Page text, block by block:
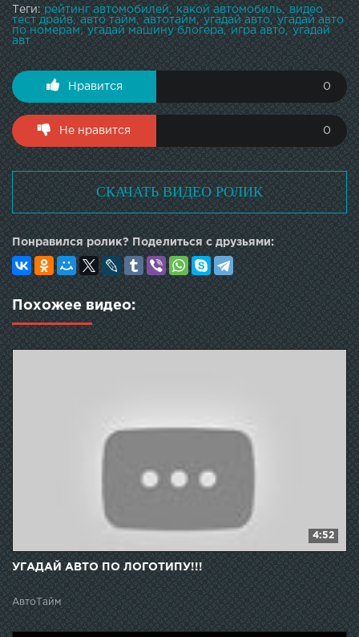
Теги:рейтинг автомобилей какой автомобиль
видео
тест драйв
авто тайм автотайм угадай авто
угадай авто
по номерам
угадай машину блогера игра авто
угадай
авт
Нравится 0
Не нравится 0
СКАЧАТЬ ВИДЕО РОЛИК
Понравился ролик? Поделиться с друзьями:
Похожее видео:
4:52
УГАДАЙ АВТО ПО ЛОГОТИПУ!!!
АвтоТайм